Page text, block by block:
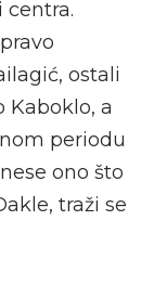
centra.
ostali
Kaboklo, a
periodu
ono što
traži se